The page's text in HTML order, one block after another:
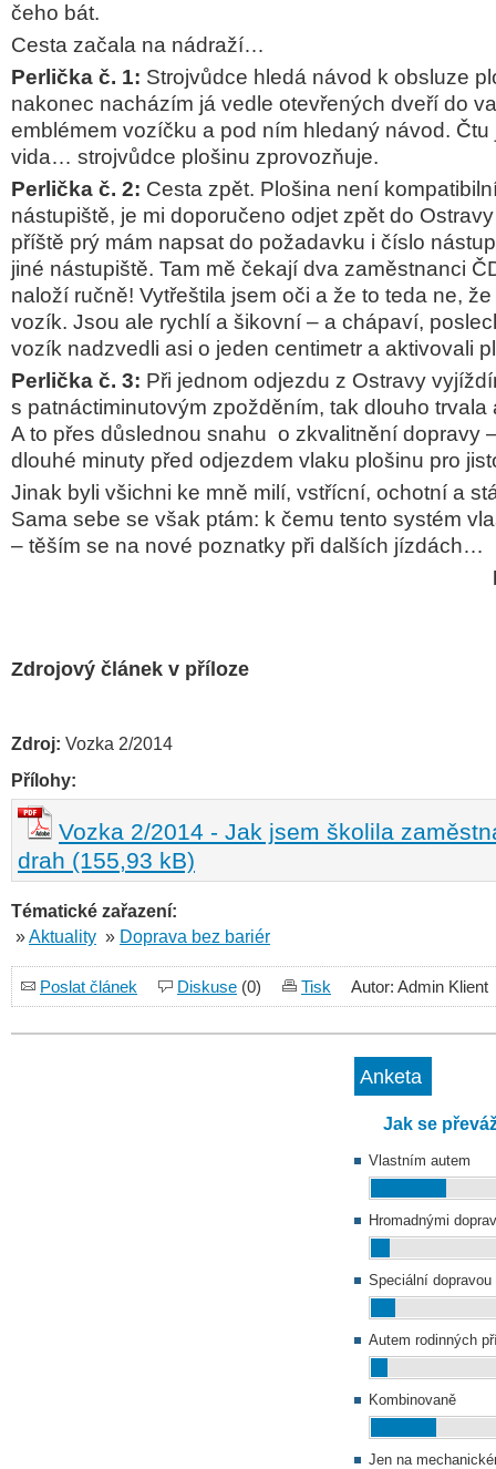
čeho bát.
Cesta začala na nádraží…
Perlička č. 1: Strojvůdce hledá návod k obsluze
nakonec nacházím já vedle otevřených dveří do
emblémem vozíčku a pod ním hledaný návod. Čtu
vida… strojvůdce plošinu zprovozňuje.
Perlička č. 2: Cesta zpět. Plošina není
nástupiště, je mi doporučeno odjet zpět do
příště prý mám napsat do požadavku i číslo
jiné nástupiště. Tam mě čekají dva zaměstnanci
naloží ručně! Vytřeštila jsem oči a že to teda ne,
vozík. Jsou ale rychlí a šikovní – a chápaví,
vozík nadzvedli asi o jeden centimetr a aktivovali
Perlička č. 3: Při jednom odjezdu z Ostravy
s patnáctiminutovým zpožděním, tak dlouho trvala
A to přes důslednou snahu o zkvalitnění dopravy
dlouhé minuty před odjezdem vlaku plošinu pro
Jinak byli všichni ke mně milí, vstřícní, ochotní a
Sama sebe se však ptám: k čemu tento systém
– těším se na nové poznatky při dalších jízdách…
Zdrojový článek v příloze
Zdroj: Vozka 2/2014
Přílohy:
Vozka 2/2014 - Jak jsem školila
drah (155,93 kB)
Tématické zařazení:
»Aktuality » Doprava bez bariér
Poslat článek Diskuse (0) Tisk Autor: Admin Klient
Anketa
Jak se
Vlastním autem
Hromadnými
Speciální dopravou
Autem rodinných
Kombinovaně
Jen na